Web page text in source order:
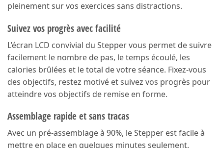
pleinement sur vos exercices sans distractions.
Suivez vos progrès avec facilité
L’écran LCD convivial du Stepper vous permet de suivre
facilement le nombre de pas, le temps écoulé, les
calories brûlées et le total de votre séance. Fixez-vous
des objectifs, restez motivé et suivez vos progrès pour
atteindre vos objectifs de remise en forme.
Assemblage rapide et sans tracas
Avec un pré-assemblage à 90%, le Stepper est facile à
mettre en place en quelques minutes seulement.